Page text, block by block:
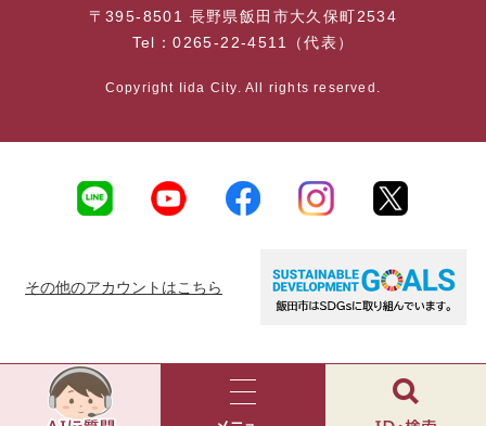
〒395-8501 長野県飯田市大久保町2534
Tel：0265-22-4511（代表）
Copyright Iida City. All rights reserved.
その他のアカウントはこちら